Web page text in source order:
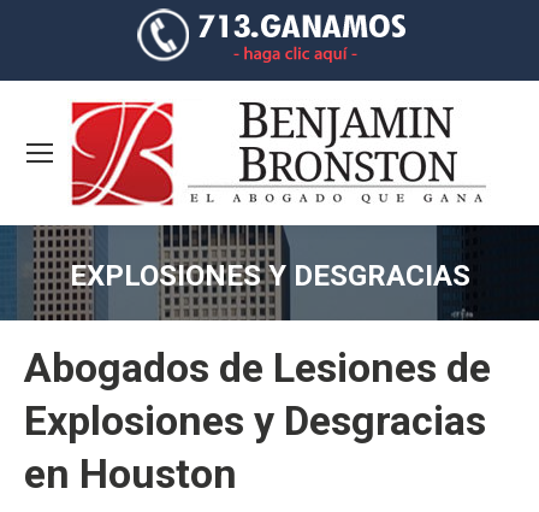
EXPLOSIONES Y DESGRACIAS
You are here:
Abogados de Lesiones de
Explosiones y Desgracias
en Houston